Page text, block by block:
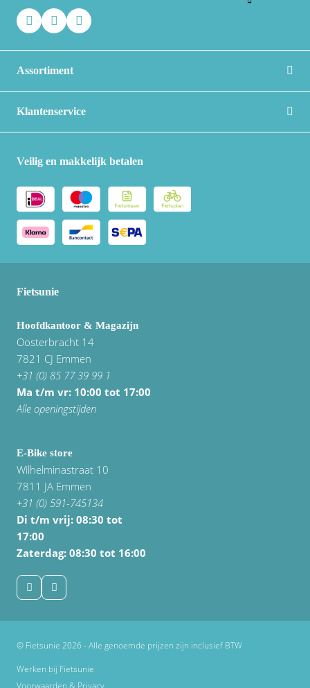
Assortiment
Klantenservice
Veilig en makkelijk betalen
Fietsunie
Hoofdkantoor & Magazijn
Oosterbracht 14
7821 CJ Emmen
+31 (0) 85 77 39 99 1
Ma t/m vr: 10:00 tot 17:00
Alle openingstijden
E-Bike store
Wilhelminastraat 10
7811 JA Emmen
+31 (0) 591-745134
Di t/m vrij: 08:30 tot
17:00
Zaterdag: 08:30 tot 16:00
© Fietsunie 2026 - Alle genoemde prijzen zijn inclusief BTW
Werken bij Fietsunie